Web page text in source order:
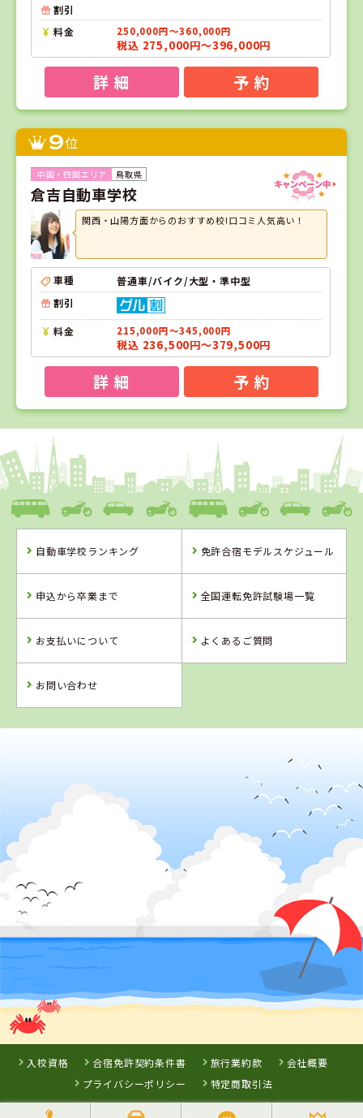
割引
料金
250,000円～360,000円
税込 275,000円～396,000円
詳 細 予 約
9位
鳥取県
倉吉自動車学校
関西・山陽方面からのおすすめ校!口コミ人気高い！
車種
普通車/バイク/大型・準中型
割引
料金 215,000円～345,000円
税込 236,500円～379,500円
詳 細 予 約
1
徳島県
阿波自動車学校
詳 細 予 約
詳 細 予 約
3位
徳島かいふ自動車学校
予 約
車学校
八幡浜自動車教
習所
詳 細
予 約
詳 細
広島県
ロイヤルドライ
ビングスクール
詳 細
予 約
7位 8位 9位
自動車学校ランキング 免許合宿モデルスケジュール
申込から卒業まで 全国運転免許試験場一覧
お支払いについて よくあるご質問
お問い合わせ
入校資格 合宿免許契約条件書 旅行業約款
会社概要
プライバシーポリシー
特定商取引法